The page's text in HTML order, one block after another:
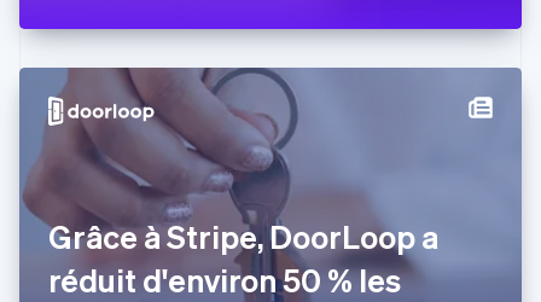
Grâce à Stripe, DoorLoop a
réduit d'environ 50 % les
English
États-Unis
Español 简体中文
Finlande
English Svenska
France
FrançaisEnglish
Gibraltar
English
Grèce
English